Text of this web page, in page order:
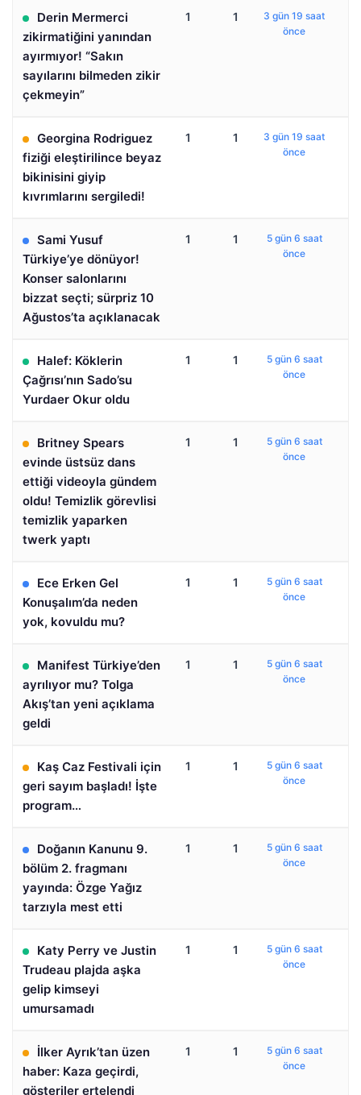
Derin Mermerci
zikirmatiğini yanından
ayırmıyor! “Sakın
sayılarını bilmeden zikir
çekmeyin”
1 1
3 gün 19 saat
önce
Georgina Rodriguez
fiziği eleştirilince beyaz
bikinisini giyip
kıvrımlarını sergiledi!
1 1
3 gün 19 saat
önce
Sami Yusuf
Türkiye’ye dönüyor!
Konser salonlarını
bizzat seçti; sürpriz 10
Ağustos’ta açıklanacak
1 1
5 gün 6 saat
önce
Halef: Köklerin
Çağrısı’nın Sado’su
Yurdaer Okur oldu
1 1
5 gün 6 saat
önce
Britney Spears
evinde üstsüz dans
ettiği videoyla gündem
oldu! Temizlik görevlisi
temizlik yaparken
twerk yaptı
1 1
5 gün 6 saat
önce
Ece Erken Gel
Konuşalım’da neden
yok, kovuldu mu?
1 1
5 gün 6 saat
önce
Manifest Türkiye’den
ayrılıyor mu? Tolga
Akış’tan yeni açıklama
geldi
1 1
5 gün 6 saat
önce
Kaş Caz Festivali için
geri sayım başladı! İşte
program…
1 1
5 gün 6 saat
önce
Doğanın Kanunu 9.
bölüm 2. fragmanı
yayında: Özge Yağız
tarzıyla mest etti
1 1
5 gün 6 saat
önce
Katy Perry ve Justin
Trudeau plajda aşka
gelip kimseyi
umursamadı
1 1
5 gün 6 saat
önce
İlker Ayrık’tan üzen
haber: Kaza geçirdi,
gösteriler ertelendi
1 1
5 gün 6 saat
önce